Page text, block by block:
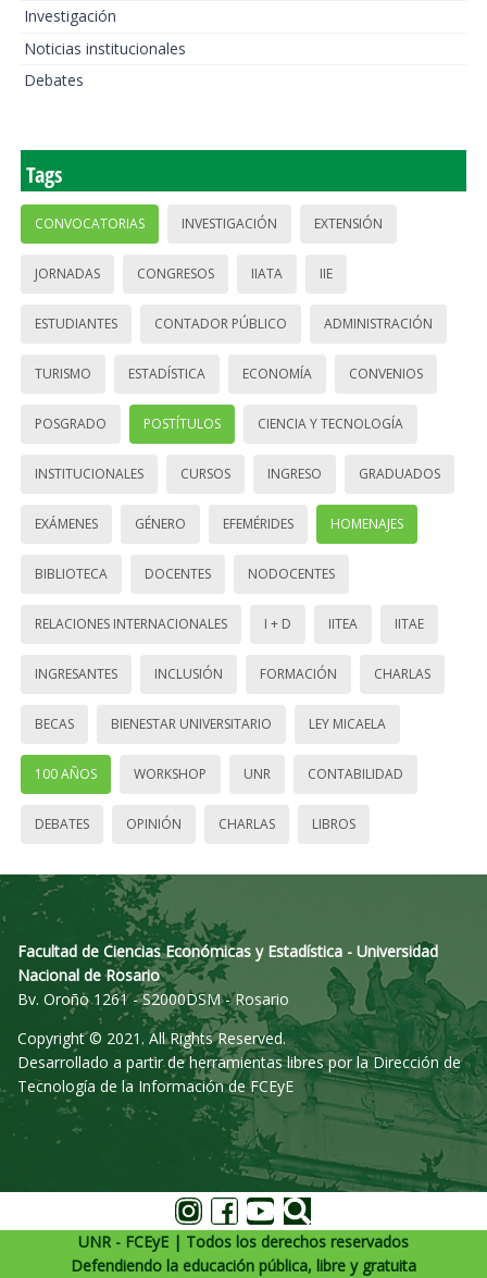
Investigación
Noticias institucionales
Debates
Tags
CONVOCATORIAS INVESTIGACIÓN EXTENSIÓN
JORNADAS CONGRESOS IIATA IIE
ESTUDIANTES CONTADOR PÚBLICO ADMINISTRACIÓN
TURISMO ESTADÍSTICA ECONOMÍA CONVENIOS
POSGRADO POSTÍTULOS CIENCIA Y TECNOLOGÍA
INSTITUCIONALES CURSOS INGRESO GRADUADOS
EXÁMENES GÉNERO EFEMÉRIDES HOMENAJES
BIBLIOTECA DOCENTES NODOCENTES
RELACIONES INTERNACIONALES I + D IITEA IITAE
INGRESANTES INCLUSIÓN FORMACIÓN CHARLAS
BECAS BIENESTAR UNIVERSITARIO LEY MICAELA
100 AÑOS WORKSHOP UNR CONTABILIDAD
DEBATES OPINIÓN CHARLAS LIBROS
Facultad de Ciencias Económicas y Estadística - Universidad
Nacional de Rosario
Bv. Oroño 1261 - S2000DSM - Rosario
Copyright © 2021. All Rights Reserved.
Desarrollado a partir de herramientas libres por la Dirección de
Tecnología de la Información de FCEyE
UNR - FCEyE | Todos los derechos reservados
Defendiendo la educación pública, libre y gratuita